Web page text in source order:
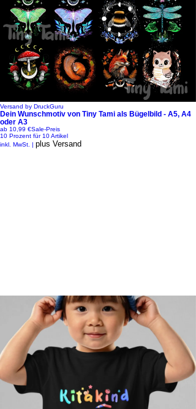
Versand by DruckGuru
Dein Wunschmotiv von Tiny Tami als Bügelbild - A5, A4
oder A3
ab 10,99 €Sale-Preis
10 Prozent für 10 Artikel
inkl. MwSt. | plus Versand